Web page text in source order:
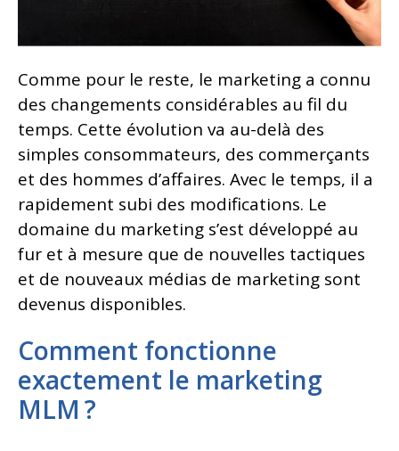
Comme pour le reste, le marketing a connu
des changements considérables au fil du
temps. Cette évolution va au-delà des
simples consommateurs, des commerçants
et des hommes d’affaires. Avec le temps, il a
rapidement subi des modifications. Le
domaine du marketing s’est développé au
fur et à mesure que de nouvelles tactiques
et de nouveaux médias de marketing sont
devenus disponibles.
Comment fonctionne
exactement le marketing
MLM ?